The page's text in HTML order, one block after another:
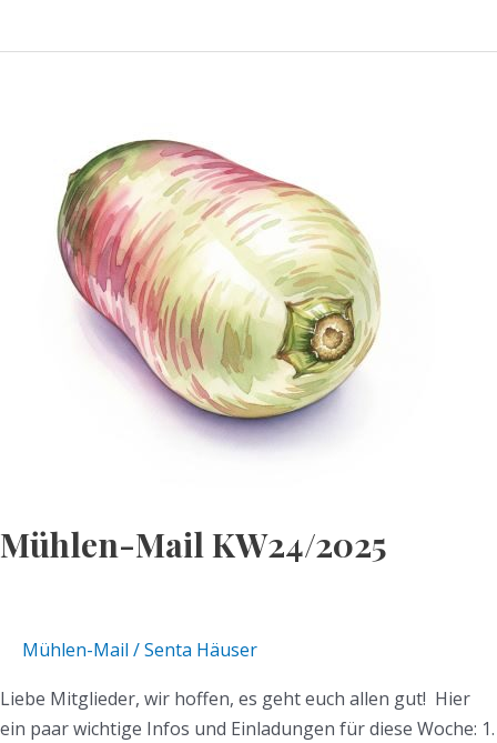
Mühlen-Mail KW24/2025
Mühlen-Mail /Senta Häuser
Liebe Mitglieder, wir hoffen, es geht euch allen gut! Hier
ein paar wichtige Infos und Einladungen für diese Woche: 1.